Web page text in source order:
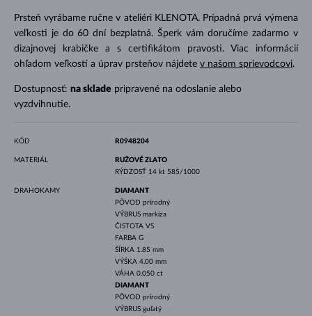
Prsteň vyrábame ručne v ateliéri KLENOTA. Prípadná prvá výmena
veľkosti je do 60 dní bezplatná. Šperk vám doručíme zadarmo v
dizajnovej krabičke a s certifikátom pravosti. Viac informácií
ohľadom veľkostí a úprav prsteňov nájdete v našom sprievodcovi.
Dostupnosť: na sklade pripravené na odoslanie alebo
vyzdvihnutie.
KÓD R0948204
MATERIÁL
RUŽOVÉ ZLATO
RÝDZOSŤ 14 kt 585/1000
DRAHOKAMY
DIAMANT
PÔVOD prírodný
VÝBRUS markíza
ČISTOTA VS
FARBA G
ŠÍRKA 1.85 mm
VÝŠKA 4.00 mm
VÁHA 0.050 ct
DIAMANT
PÔVOD prírodný
VÝBRUS guľatý